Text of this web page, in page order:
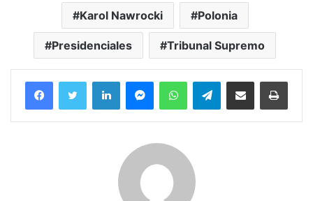
Karol Nawrocki Polonia
Presidenciales Tribunal Supremo
FacebookTwitter LinkedInMessengerWhatsAppTelegramCompartir por correo electrónico